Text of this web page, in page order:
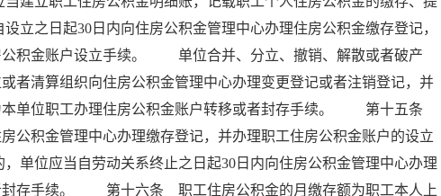
日起30日内向住房公积金管理中心办理住房公积金缴存登记，
公积金账户设立手续。 单位合并、分立、撤销、解散或者破产
者清算组织向住房公积金管理中心办理变更登记或者注销登记，并
本单位职工办理住房公积金账户转移或者封存手续。 第十五条
公积金管理中心办理缴存登记，并办理职工住房公积金账户的设立
位应当自劳动关系终止之日起30日内向住房公积金管理中心办理
封存手续。 第十六条 职工住房公积金的月缴存额为职工本人上